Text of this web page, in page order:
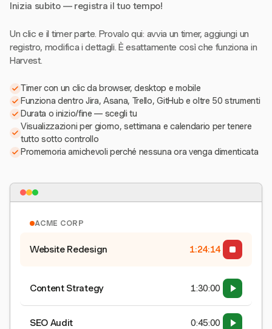
Inizia subito — registra il tuo tempo!
Un clic e il timer parte. Provalo qui: avvia un timer, aggiungi un
registro, modifica i dettagli. È esattamente così che funziona in
Harvest.
Timer con un clic da browser, desktop e mobile
Funziona dentro Jira, Asana, Trello, GitHub e oltre 50 strumenti
Durata o inizio/fine — scegli tu
Visualizzazioni per giorno, settimana e calendario per tenere
tutto sotto controllo
Promemoria amichevoli perché nessuna ora venga dimenticata
ACME CORP
Website Redesign 1:24:15
Content Strategy 1:30:00
SEO Audit 0:45:00